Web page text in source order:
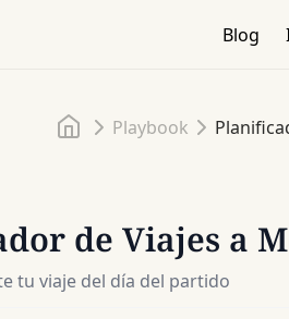
Blog
InicioPlaybook
de Viajes a
tu viaje del día del partido